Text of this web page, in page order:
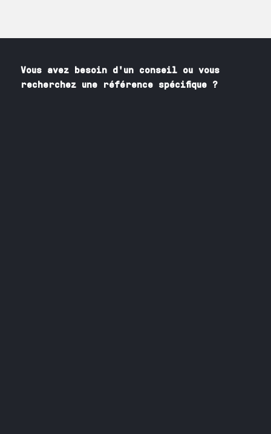
Vous avez besoin d'un conseil ou vous
recherchez une référence spécifique ?